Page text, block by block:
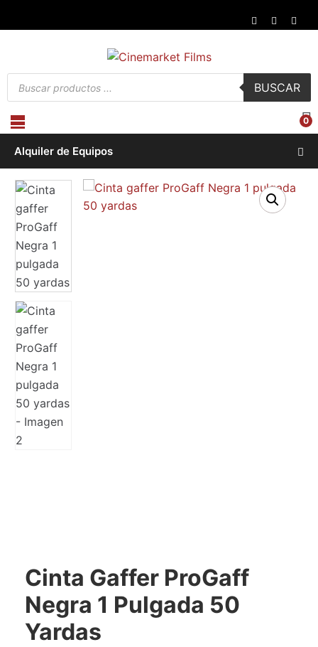
de
productos
BUSCAR
0
Alquiler de Equipos
Cinta Gaffer ProGaff
Negra 1 Pulgada 50
Yardas